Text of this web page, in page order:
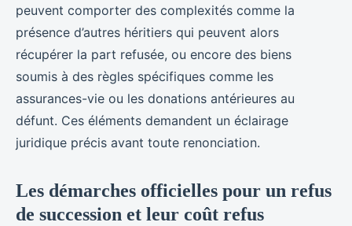
peuvent comporter des complexités comme la
présence d’autres héritiers qui peuvent alors
récupérer la part refusée, ou encore des biens
soumis à des règles spécifiques comme les
assurances-vie ou les donations antérieures au
défunt. Ces éléments demandent un éclairage
juridique précis avant toute renonciation.
Les démarches officielles pour un refus
de succession et leur coût refus